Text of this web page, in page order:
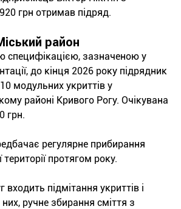
грн отримав підряд.
район
специфікацією, зазначеною у
до кінця 2026 року підрядник
модульних укриттів у
районі Кривого Рогу. Очікувана
грн.
регулярне прибирання
території протягом року.
входить підмітання укриттів і
них, ручне збирання сміття з